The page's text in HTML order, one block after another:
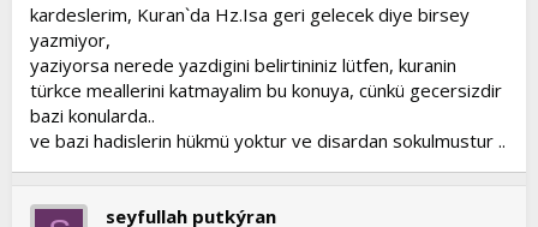
kardeslerim, Kuran`da Hz.Isa geri gelecek diye birsey
yazmiyor,
yaziyorsa nerede yazdigini belirtininiz lütfen, kuranin
türkce meallerini katmayalim bu konuya, cünkü gecersizdir
bazi konularda..
ve bazi hadislerin hükmü yoktur ve disardan sokulmustur ..
seyfullah putkýran